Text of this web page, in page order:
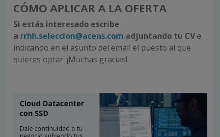
CÓMO APLICAR A LA OFERTA
Si estás interesado escribe
a rrhh.seleccion@acens.com adjuntando tu CV e
indicando en el asunto del email el puesto al que
quieres optar. ¡Muchas gracias!